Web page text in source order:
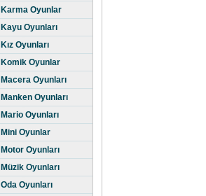
Karma Oyunlar
Kayu Oyunları
Kız Oyunları
Komik Oyunlar
Macera Oyunları
Manken Oyunları
Mario Oyunları
Mini Oyunlar
Motor Oyunları
Müzik Oyunları
Oda Oyunları